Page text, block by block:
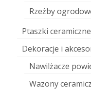
Rzeźby
Ptaszki
Dekoracje i
Nawilżacze
Wazony